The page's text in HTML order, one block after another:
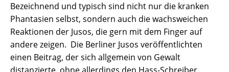
Bezeichnend und typisch sind nicht nur die kranken
Phantasien selbst, sondern auch die wachsweichen
Reaktionen der Jusos, die gern mit dem Finger auf
andere zeigen. Die Berliner Jusos veröffentlichten
einen Beitrag, der sich allgemein von Gewalt